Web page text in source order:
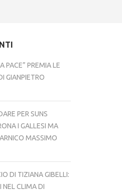
PACE” PREMIA LE
GIANPIETRO
PER SUNS
I GALLESI MA
MASSIMO
DI TIZIANA GIBELLI:
NEL CLIMA DI